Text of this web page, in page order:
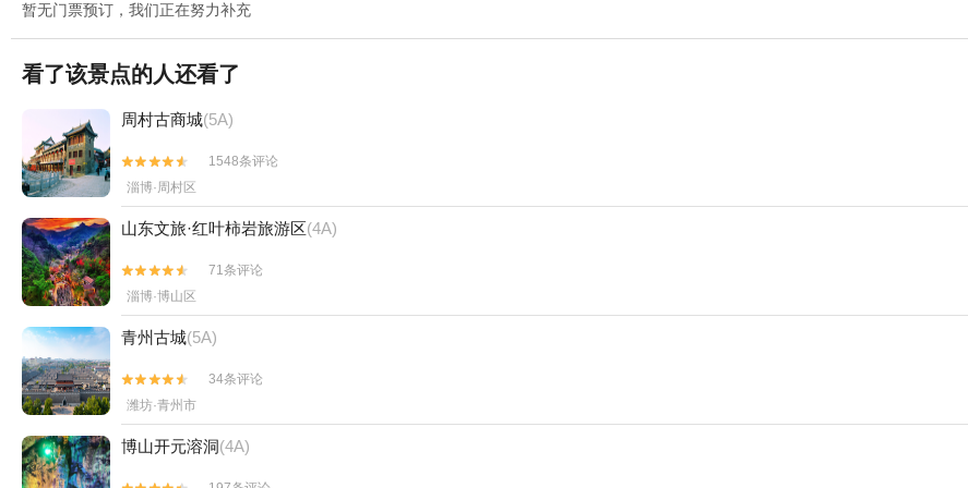
暂无门票预订，我们正在努力补充
看了该景点的人还看了
周村古商城(5A)


1548条评论
淄博·周村区
山东文旅·红叶柿岩旅游区(4A)


71条评论
淄博·博山区
青州古城(5A)


34条评论
潍坊·青州市
博山开元溶洞(4A)